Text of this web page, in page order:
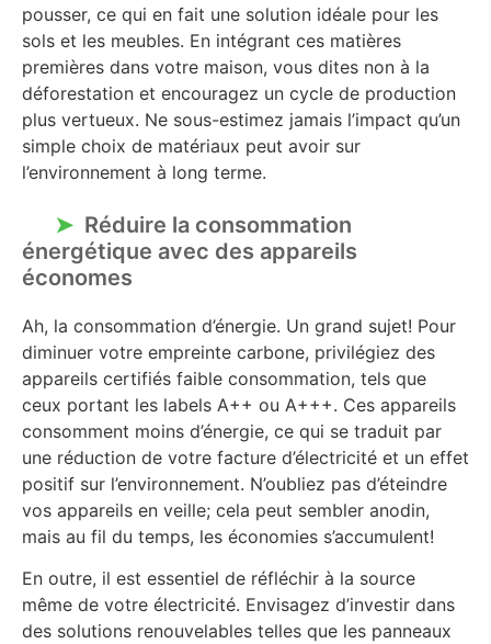
pousser, ce qui en fait une solution idéale pour les
sols et les meubles. En intégrant ces matières
premières dans votre maison, vous dites non à la
déforestation et encouragez un cycle de production
plus vertueux. Ne sous-estimez jamais l’impact qu’un
simple choix de matériaux peut avoir sur
l’environnement à long terme.
Réduire la consommation
énergétique avec des appareils
économes
Ah, la consommation d’énergie. Un grand sujet! Pour
diminuer votre empreinte carbone, privilégiez des
appareils certifiés faible consommation, tels que
ceux portant les labels A++ ou A+++. Ces appareils
consomment moins d’énergie, ce qui se traduit par
une réduction de votre facture d’électricité et un effet
positif sur l’environnement. N’oubliez pas d’éteindre
vos appareils en veille; cela peut sembler anodin,
mais au fil du temps, les économies s’accumulent!
En outre, il est essentiel de réfléchir à la source
même de votre électricité. Envisagez d’investir dans
des solutions renouvelables telles que les panneaux